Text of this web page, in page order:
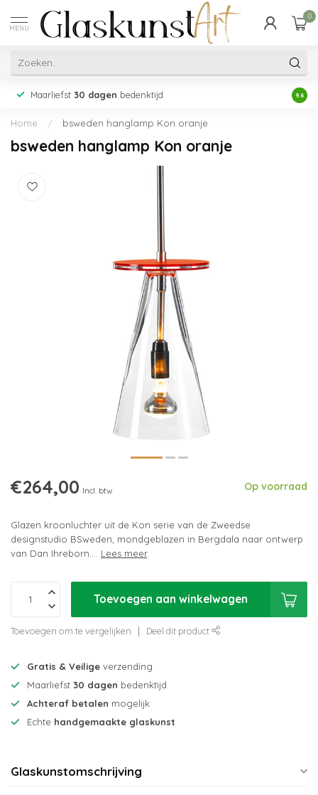
MENU
0
Maarliefst 30 dagen bedenktijd 9.6
Home / bsweden hanglamp Kon oranje
bsweden hanglamp Kon oranje
€264,00 Incl. btw Op voorraad
Glazen kroonluchter uit de Kon serie van de Zweedse
designstudio BSweden, mondgeblazen in Bergdala naar ontwerp
van Dan Ihreborn.... Lees meer.
Toevoegen aan winkelwagen
Toevoegen om te vergelijken Deel dit product
Gratis & Veilige verzending
Maarliefst 30 dagen bedenktijd
Achteraf betalen mogelijk
Echte handgemaakte glaskunst
Glaskunstomschrijving